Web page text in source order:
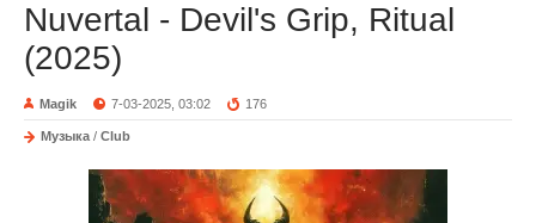
Nuvertal - Devil's Grip, Ritual
(2025)
Magik 7-03-2025, 03:02 176
Музыка / Club